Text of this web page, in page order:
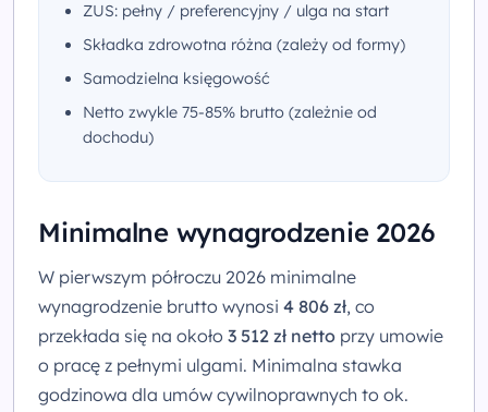
ZUS: pełny / preferencyjny / ulga na start
Składka zdrowotna różna (zależy od formy)
Samodzielna księgowość
Netto zwykle 75-85% brutto (zależnie od
dochodu)
Minimalne wynagrodzenie 2026
W pierwszym półroczu 2026 minimalne
wynagrodzenie brutto wynosi 4 806 zł, co
przekłada się na około 3 512 zł netto przy umowie
o pracę z pełnymi ulgami. Minimalna stawka
godzinowa dla umów cywilnoprawnych to ok.